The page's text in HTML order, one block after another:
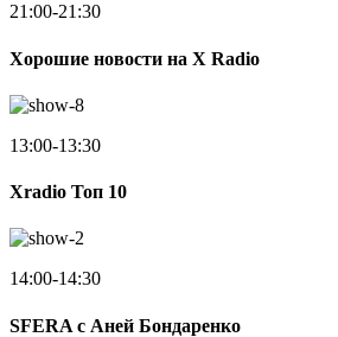
21:00-21:30
Хорошие новости на X Radio
13:00-13:30
Xradio Топ 10
14:00-14:30
SFERA с Аней Бондаренко